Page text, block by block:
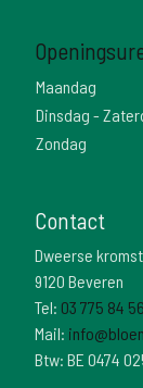
Maandag
Dinsdag -
Zondag
Contact
Dweerse
9120 Beveren
Tel: 03 775 84 56
Mail:
Btw: BE 0474